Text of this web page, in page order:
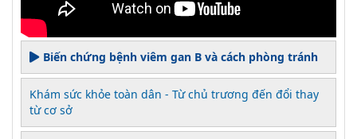
Biến chứng bệnh viêm gan B và cách phòng tránh
Khám sức khỏe toàn dân - Từ chủ trương đến đổi thay
từ cơ sở